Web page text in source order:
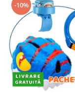
-10%